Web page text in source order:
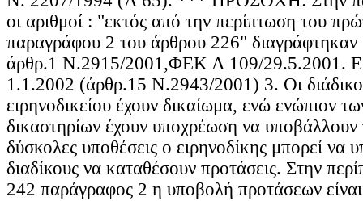
οι αριθμοί : "εκτός από την περίπτωση του
παραγράφου 2 του άρθρου 226" διαγράφτηκαν
άρθρ.1 Ν.2915/2001,ΦΕΚ Α 109/29.5.2001.
1.1.2002 (άρθρ.15 Ν.2943/2001) 3. Οι
ειρηνοδικείου έχουν δικαίωμα, ενώ ενώπιον
δικαστηρίων έχουν υποχρέωση να υποβάλλουν
δύσκολες υποθέσεις ο ειρηνοδίκης μπορεί να
διαδίκους να καταθέσουν προτάσεις. Στην
242 παράγραφος 2 η υποβολή προτάσεων